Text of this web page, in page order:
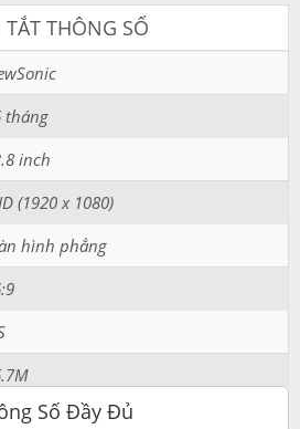
mà với Tần số
bạn có thể trải nghiệm hình
này dẫn đến việc cải thiện độ
giảm hiện tượng giật màn
động nhanh và hỗ trợ các tác vụ
giảm căng thẳng mắt và tăng năng
THÔNG SỐ
tháng
inch
(1920 x 1080)
hình phẳng
Số Đầy Đủ